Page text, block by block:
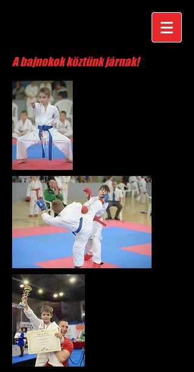
A bajnokok köztünk járnak!